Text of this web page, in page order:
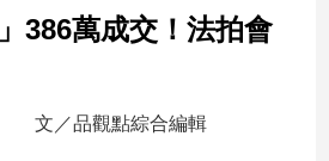
386萬成交！法拍會
文／品觀點綜合編輯